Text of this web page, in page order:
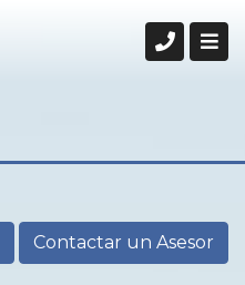
Contactar un Asesor